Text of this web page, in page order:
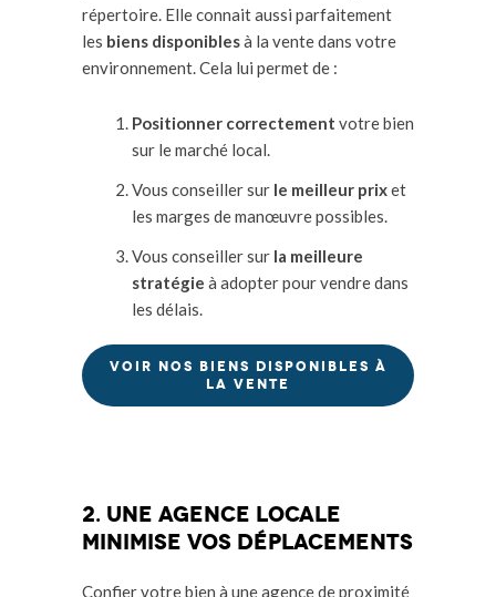
répertoire. Elle connait aussi parfaitement
les biens disponiblesà la vente dans votre
environnement. Cela lui permet de :
Positionner correctement votre bien
sur le marché local.
Vous conseiller sur le meilleur prixet
les marges de manœuvre possibles.
Vous conseiller sur la meilleure
stratégie à adopter pour vendre dans
les délais.
VOIR NOS BIENS DISPONIBLES À
LA VENTE
2. une agence locale
Minimise vos déplacements
Confier votre bien à une agence de proximité